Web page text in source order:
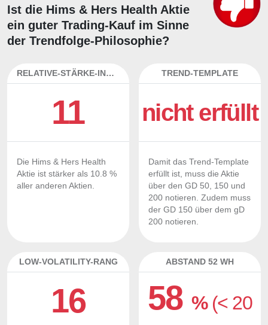
Ist die Hims & Hers Health Aktie
ein guter Trading-Kauf im Sinne
der Trendfolge-Philosophie?
RELATIVE-STÄRKE-INDEX
11
Die Hims & Hers Health
Aktie ist stärker als 10.8 %
aller anderen Aktien.
TREND-TEMPLATE
nicht erfüllt
Damit das Trend-Template
erfüllt ist, muss die Aktie
über den GD 50, 150 und
200 notieren. Zudem muss
der GD 150 über dem gD
200 notieren.
LOW-VOLATILITY-RANG
16
ABSTAND 52 WH
58% (< 20